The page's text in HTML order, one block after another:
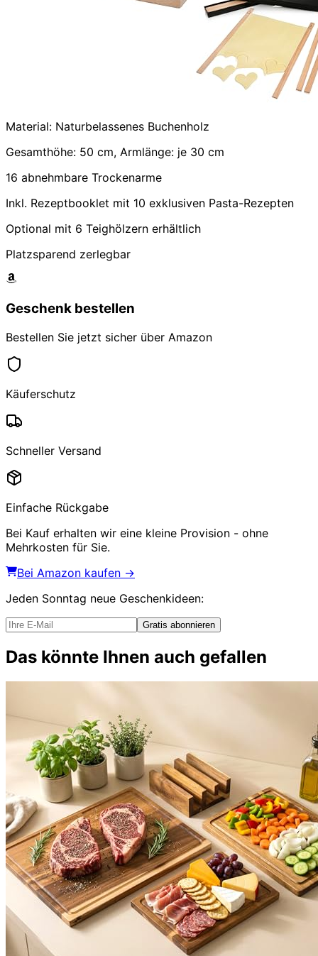
Material: Naturbelassenes Buchenholz
Gesamthöhe: 50 cm, Armlänge: je 30 cm
16 abnehmbare Trockenarme
Inkl. Rezeptbooklet mit 10 exklusiven Pasta-Rezepten
Optional mit 6 Teighölzern erhältlich
Platzsparend zerlegbar
Geschenk bestellen
Bestellen Sie jetzt sicher über Amazon
Käuferschutz
Schneller Versand
Einfache Rückgabe
Bei Kauf erhalten wir eine kleine Provision - ohne
Mehrkosten für Sie.
Bei Amazon kaufen →
Jeden Sonntag neue Geschenkideen:
Gratis abonnieren
Das könnte Ihnen auch gefallen